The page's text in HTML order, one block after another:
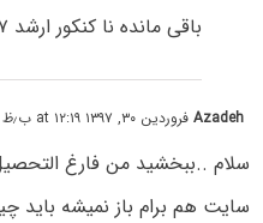
باقی مانده نا کنکور ارشد ۹۷ وجود ندارد.
Azadehفروردین ۳۰, ۱۳۹۷ at ۱۲:۱۹ ب٫ظ
سلام ..ببخشید من فارغ
سایت هم برام باز نمیشه باید